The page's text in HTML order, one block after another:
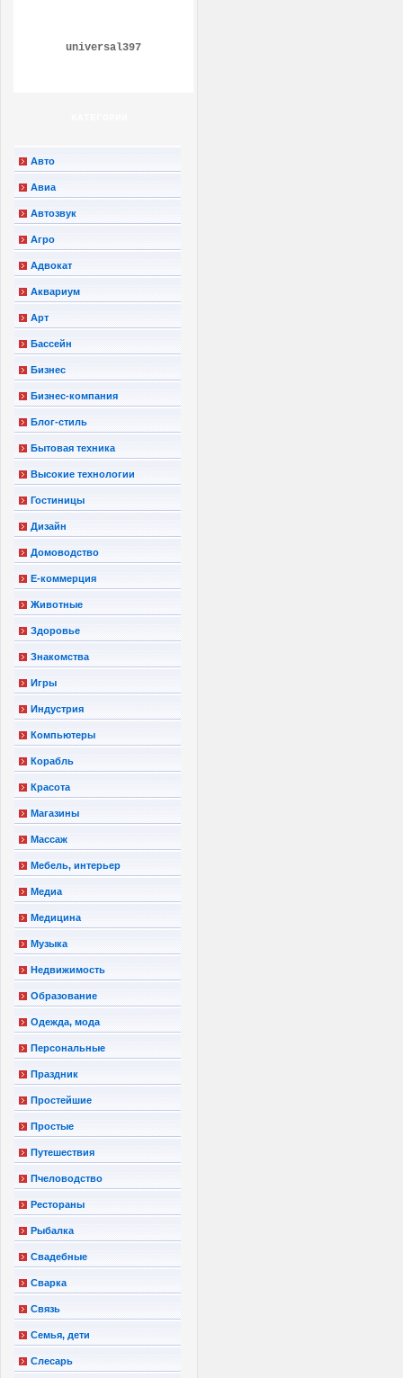
universal397
Авто
Авиа
Автозвук
Агро
Адвокат
Аквариум
Арт
Бассейн
Бизнес
Бизнес-компания
Блог-стиль
Бытовая техника
Высокие технологии
Гостиницы
Дизайн
Домоводство
Е-коммерция
Животные
Здоровье
Знакомства
Игры
Индустрия
Компьютеры
Корабль
Красота
Магазины
Массаж
Мебель, интерьер
Медиа
Медицина
Музыка
Недвижимость
Образование
Одежда, мода
Персональные
Праздник
Простейшие
Простые
Путешествия
Пчеловодство
Рестораны
Рыбалка
Свадебные
Сварка
Связь
Семья, дети
Слесарь